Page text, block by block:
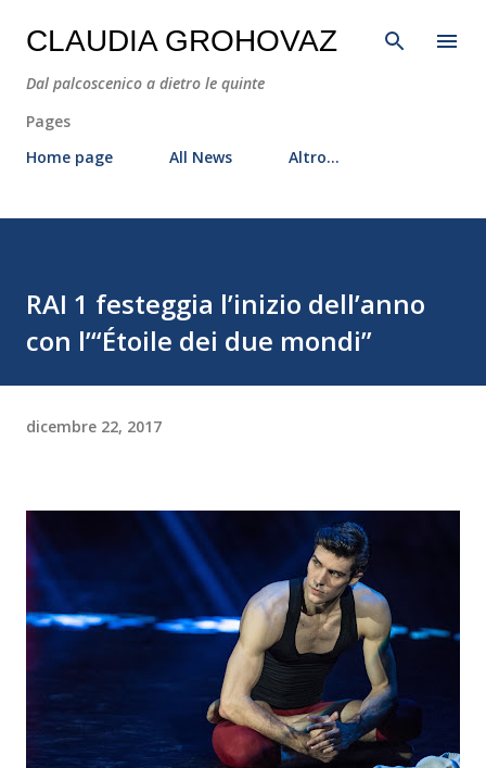
Passa ai contenuti principali
CLAUDIA GROHOVAZ
Dal palcoscenico a dietro le quinte
Pages
Home page
All News Altro…
RAI 1 festeggia l’inizio dell’anno
con l’“Étoile dei due mondi”
dicembre 22, 2017